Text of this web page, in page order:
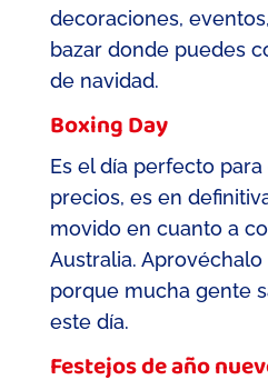
decoraciones, eventos,
bazar donde puedes
de navidad.
Boxing Day
Es el día perfecto
precios, es en
movido en cuanto a
Australia.
porque mucha gente
este día.
Festejos de año